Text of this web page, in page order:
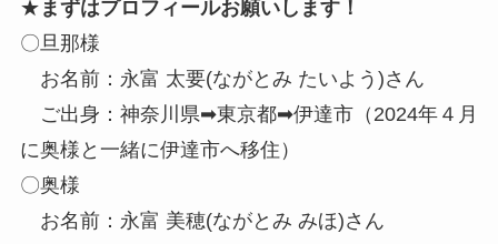
★ まずはプロフィールお願いします！
〇旦那様
お名前：永富 太要(ながとみ たいよう)さん
ご出身：神奈川県➡東京都➡伊達市（2024年４月
に奥様と一緒に伊達市へ移住）
〇奥様
お名前：永富 美穂(ながとみ みほ)さん